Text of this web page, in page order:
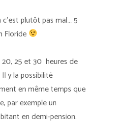
plutôt pas mal… 5
Floride
25 et 30 heures de
y la possibilité
en même temps que
par exemple un
en demi-pension.